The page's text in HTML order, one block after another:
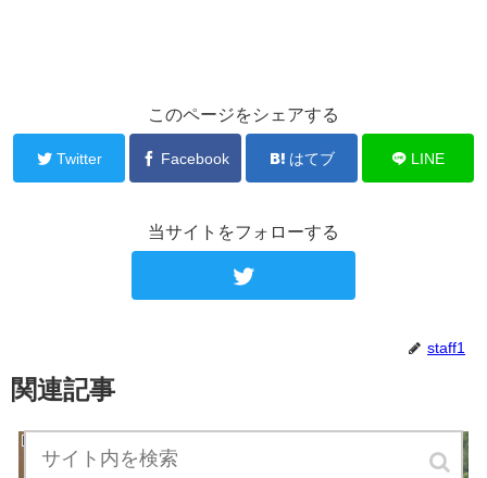
このページをシェアする
Twitter Facebook はてブ LINE
当サイトをフォローする
staff1
関連記事